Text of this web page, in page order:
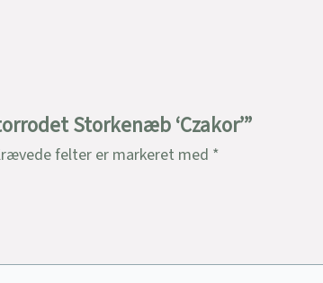
Storkenæb ‘Czakor’”
felter er markeret med *